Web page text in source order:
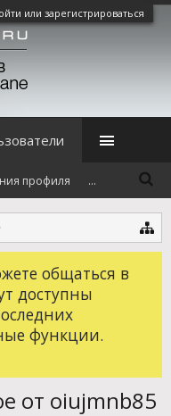
или зарегистрироваться
общаться в
доступны
функции.
от oiujmnb85
профиля ...